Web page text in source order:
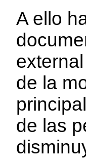
A ello
de la
de las